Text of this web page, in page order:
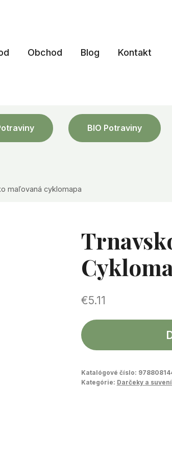
Obchod Blog Kontakt
BIO Potraviny
maľovaná cyklomapa
€5.11
Katalógové číslo:
Kategórie: Darčeky a